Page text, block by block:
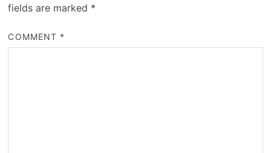
fields are marked *
COMMENT *